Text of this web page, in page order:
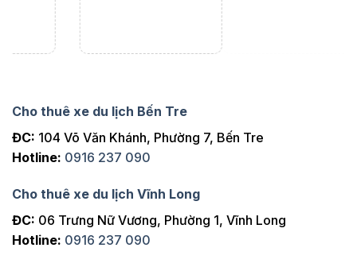
tương lai.
Cho thuê xe du lịch Bến Tre
ĐC: 104 Võ Văn Khánh, Phường 7, Bến Tre
Hotline: 0916 237 090
Cho thuê xe du lịch Vĩnh Long
ĐC: 06 Trưng Nữ Vương, Phường 1, Vĩnh Long
Hotline: 0916 237 090